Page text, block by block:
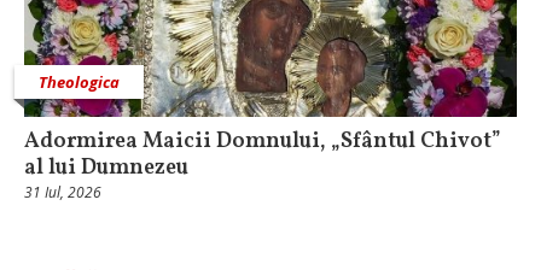
Theologica
Adormirea Maicii Domnului, „Sfântul Chivot”
al lui Dumnezeu
31 Iul, 2026